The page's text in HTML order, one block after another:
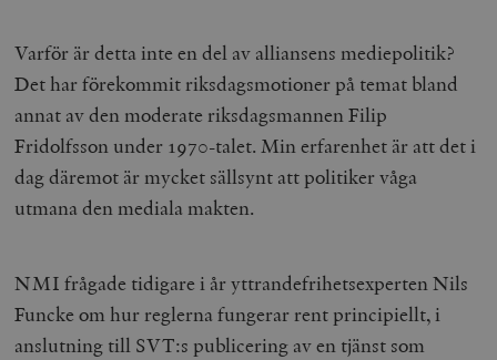
Varför är detta inte en del av alliansens mediepolitik?
Det har förekommit riksdagsmotioner på temat bland
annat av den moderate riksdagsmannen Filip
Fridolfsson under 1970-talet. Min erfarenhet är att det i
dag däremot är mycket sällsynt att politiker våga
utmana den mediala makten.
NMI frågade tidigare i år yttrandefrihetsexperten Nils
Funcke om hur reglerna fungerar rent principiellt, i
anslutning till SVT:s publicering av en tjänst som